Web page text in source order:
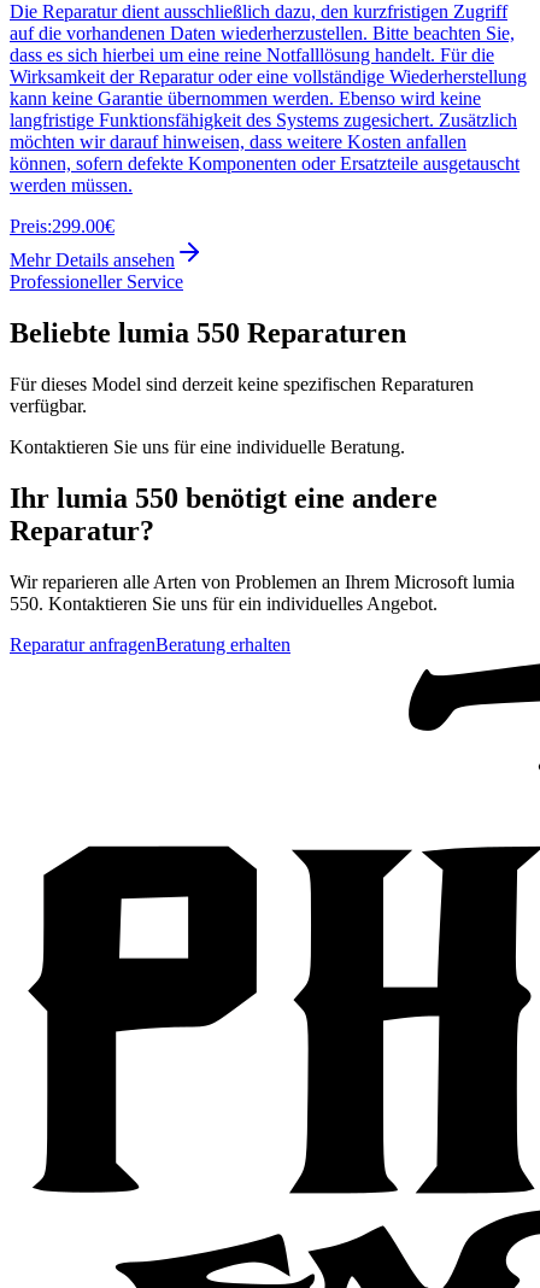
Die Reparatur dient ausschließlich dazu, den kurzfristigen Zugriff
auf die vorhandenen Daten wiederherzustellen. Bitte beachten Sie,
dass es sich hierbei um eine reine Notfalllösung handelt. Für die
Wirksamkeit der Reparatur oder eine vollständige Wiederherstellung
kann keine Garantie übernommen werden. Ebenso wird keine
langfristige Funktionsfähigkeit des Systems zugesichert. Zusätzlich
möchten wir darauf hinweisen, dass weitere Kosten anfallen
können, sofern defekte Komponenten oder Ersatzteile ausgetauscht
werden müssen.
Preis:299.00€
Mehr Details ansehen
Professioneller Service
Beliebte lumia 550 Reparaturen
Für dieses Model sind derzeit keine spezifischen Reparaturen
verfügbar.
Kontaktieren Sie uns für eine individuelle Beratung.
Ihr lumia 550 benötigt eine andere
Reparatur?
Wir reparieren alle Arten von Problemen an Ihrem Microsoft lumia
550. Kontaktieren Sie uns für ein individuelles Angebot.
Reparatur anfragenBeratung erhalten